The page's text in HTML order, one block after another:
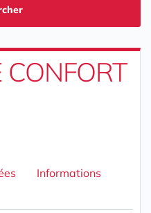
CONFORT
Informations